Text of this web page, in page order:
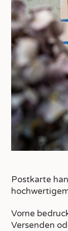
Postkarte
Vorne
Versenden